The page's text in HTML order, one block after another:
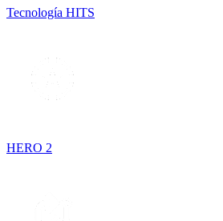
Tecnología HITS
HERO 2